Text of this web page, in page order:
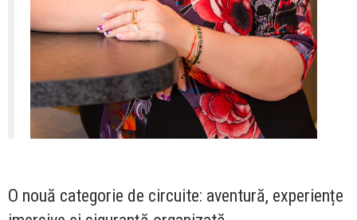
O nouă categorie de circuite: aventură, experiențe